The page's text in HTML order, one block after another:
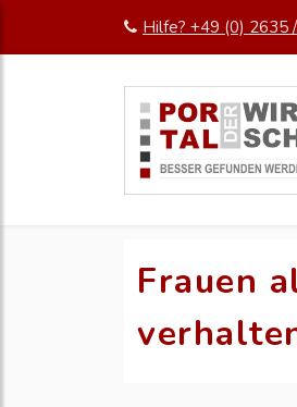
Hilfe? +49 (0) 2635
Frauen